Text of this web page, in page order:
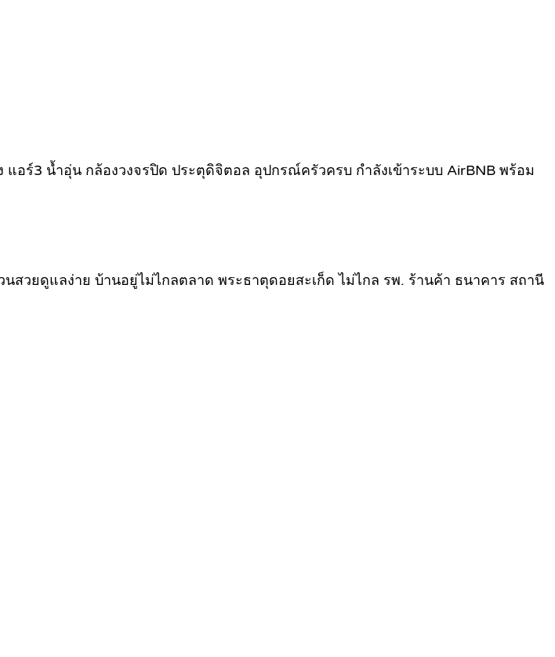
อร์3 น้ำอุ่น กล้องวงจรปิด ประตุดิจิตอล อุปกรณ์ครัวครบ กำลังเข้าระบบ AirBNB พร้อม
วยดูแลง่าย บ้านอยู่ไม่ไกลตลาด พระธาตุดอยสะเก็ด ไม่ไกล รพ. ร้านค้า ธนาคาร สถานี